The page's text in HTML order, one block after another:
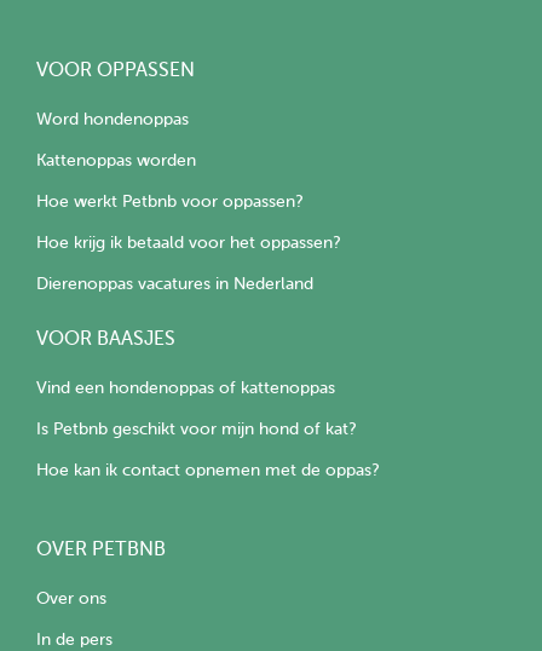
VOOR OPPASSEN
Word hondenoppas
Kattenoppas worden
Hoe werkt Petbnb voor oppassen?
Hoe krijg ik betaald voor het oppassen?
Dierenoppas vacatures in Nederland
VOOR BAASJES
Vind een hondenoppas of kattenoppas
Is Petbnb geschikt voor mijn hond of kat?
Hoe kan ik contact opnemen met de oppas?
OVER PETBNB
Over ons
In de pers